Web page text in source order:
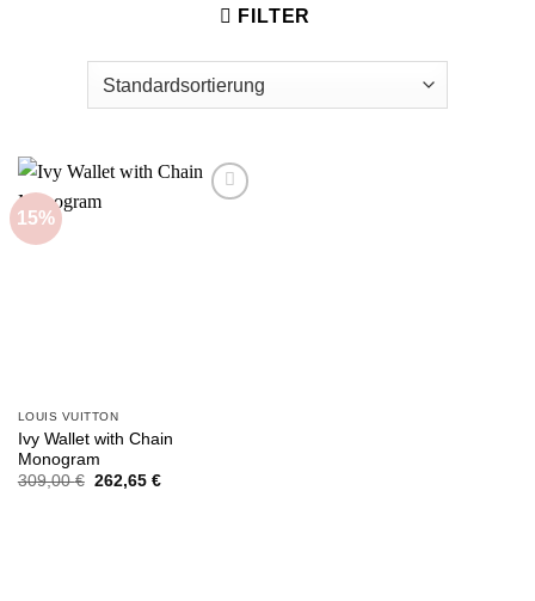
FILTER
15%
LOUIS VUITTON
Ivy Wallet with Chain
Monogram
309,00€ Ursprünglicher
262,65 €Aktueller